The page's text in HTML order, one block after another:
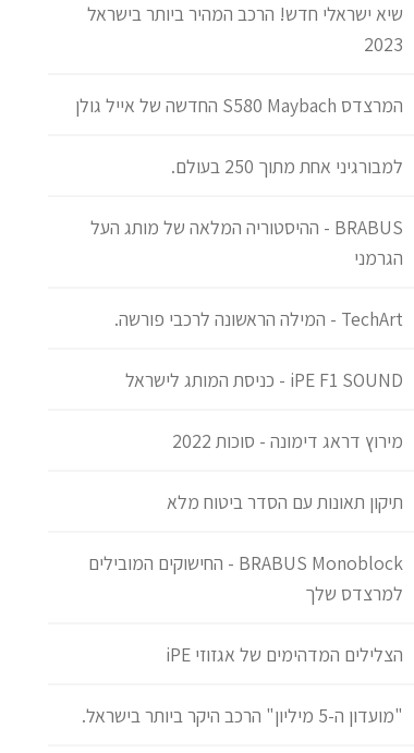
שיא ישראלי חדש! הרכב המהיר ביותר בישראל
2023
המרצדס S580 Maybach החדשה של אייל גולן
למבורגיני אחת מתוך 250 בעולם.
BRABUS - ההיסטוריה המלאה של מותג העל
הגרמני
TechArt - המילה הראשונה לרכבי פורשה.
iPE F1 SOUND - כניסת המותג לישראל
מירוץ דראג דימונה - סוכות 2022
תיקון תאונות עם הסדר ביטוח מלא
BRABUS Monoblock - החישוקים המובילים
למרצדס שלך
הצלילים המדהימים של אגזוזי iPE
"מועדון ה-5 מיליון" הרכב היקר ביותר בישראל.